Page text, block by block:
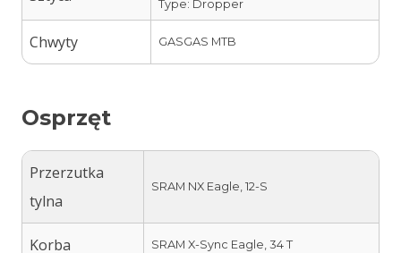
Type: Dropper
Chwyty GASGAS MTB
Osprzęt
Przerzutka
tylna
SRAM NX Eagle, 12-S
Korba SRAM X-Sync Eagle, 34 T